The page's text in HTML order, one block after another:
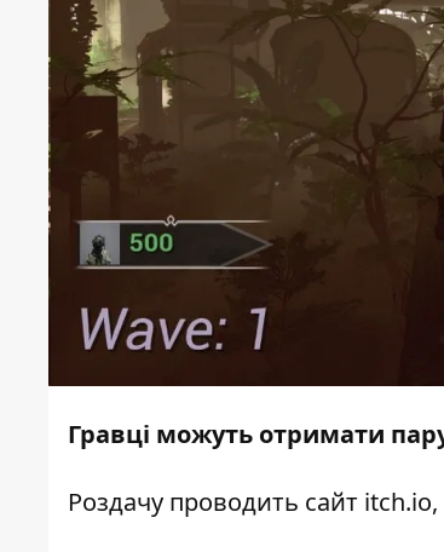
Гравці можуть отримати
Роздачу проводить сайт itch.io,